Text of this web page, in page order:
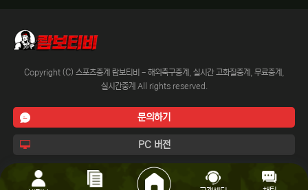
Copyright (C) 스포츠중계 람보티비 - 해외축구중계, 실시간 고화질중계, 무료중계,
실시간중계 All rights reserved.
문의하기
PC 버전